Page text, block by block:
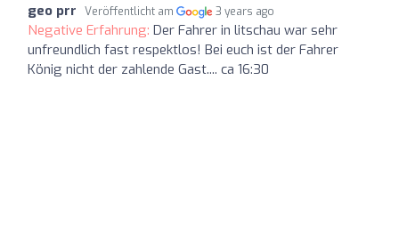
geo prr Veröffentlicht am 3 years ago
Negative Erfahrung: Der Fahrer in litschau war sehr
unfreundlich fast respektlos! Bei euch ist der Fahrer
König nicht der zahlende Gast.... ca 16:30